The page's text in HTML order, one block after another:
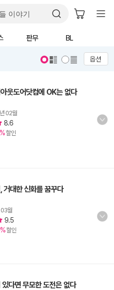
판무 BL
옵션
웃도어닷컴에 OK는 없다
02월
8.6
할인
거대한 신화를 꿈꾸다
03월
9.5
할인
다면 무모한 도전은 없다